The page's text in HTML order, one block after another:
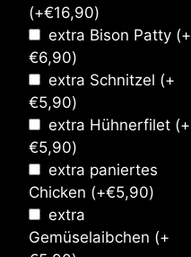
(+€16,90)
extra Bison Patty (+
€6,90)
extra Schnitzel (+
€5,90)
extra Hühnerfilet (+
€5,90)
extra paniertes
Chicken (+€5,90)
extra
Gemüselaibchen (+